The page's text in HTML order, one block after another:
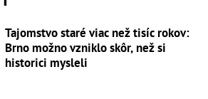
Tajomstvo staré viac než tisíc rokov:
Brno možno vzniklo skôr, než si
historici mysleli